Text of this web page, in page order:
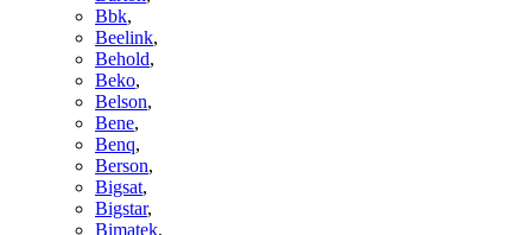
Bbk,
Beelink,
Behold,
Beko,
Belson,
Bene,
Benq,
Berson,
Bigsat,
Bigstar,
Bimatek,